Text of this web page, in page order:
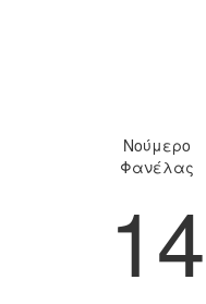
Νούμερο
Φανέλας
14